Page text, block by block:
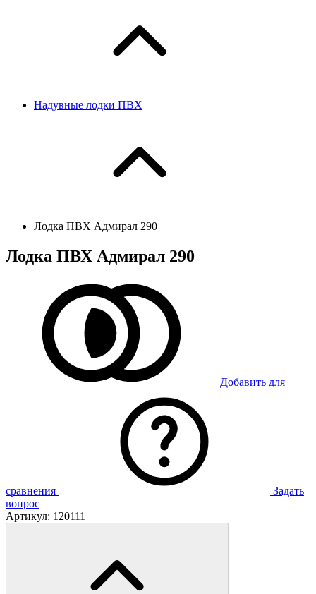
Надувные лодки ПВХ
Лодка ПВХ Адмирал 290
Лодка ПВХ Адмирал 290
Добавить для
сравнения
Задать
вопрос
Артикул: 120111